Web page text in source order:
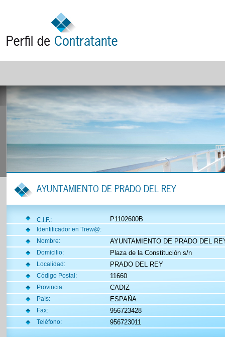
AYUNTAMIENTO DE PRADO DEL REY
C.I.F.: P1102600B
Identificador en Trew@:
Nombre:
AYUNTAMIENTO DE PRADO DEL
Domicilio: Plaza de la Constitución s/n
Localidad: PRADO DEL REY
Código Postal: 11660
Provincia: CADIZ
País: ESPAÑA
Fax: 956723428
Teléfono: 956723011